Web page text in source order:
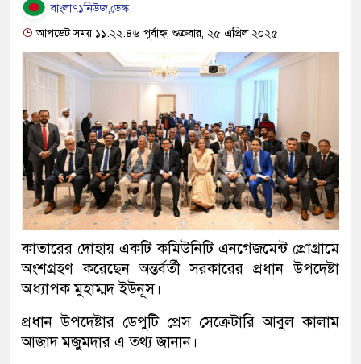
বাংলা৭১নিউজ,ডেস্ক:
আপডেট সময় ১১:২২:৪৬ পূর্বাহ্ন, শুক্রবার, ২৫ এপ্রিল ২০২৫
কাতারের দোহায় একটি কমিউনিটি এনগেজমেন্ট প্রোগ্রামে
অংশগ্রহণ করেছেন অন্তর্বর্তী সরকারের প্রধান উপদেষ্টা
অধ্যাপক মুহাম্মদ ইউনূস।
প্রধান উপদেষ্টার ডেপুটি প্রেস সেক্রেটারি আবুল কালাম
আজাদ মজুমদার এ তথ্য জানান।